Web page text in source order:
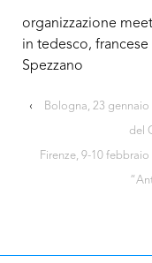
organizzazione
in tedesco,
Spezzano
‹ Bologna, 23
del
Firenze, 9-10